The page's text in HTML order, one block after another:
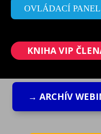
OVLÁDACÍ
KNIHA VIP
→ ARCHÍV